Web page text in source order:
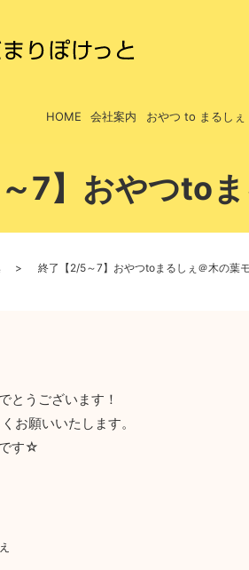
HOME 会社案内 おやつ to まるしぇ
7】おやつto
終了【2/5～7】おやつtoまるしぇ＠木の葉
とうございます！
お願いいたします。
す☆